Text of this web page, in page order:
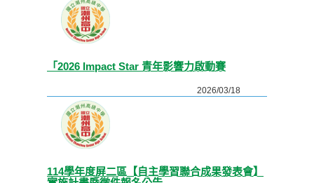
「2026 Impact Star 青年影響力啟動賽
2026/03/18
114學年度屏二區【自主學習聯合成果發表會】